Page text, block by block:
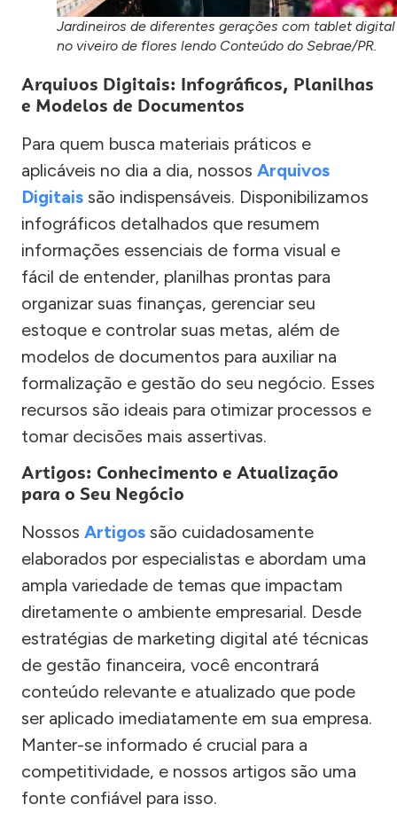
Jardineiros de diferentes gerações com tablet digital
no viveiro de flores lendo Conteúdo do Sebrae/PR.
Arquivos Digitais: Infográficos, Planilhas
e Modelos de Documentos
Para quem busca materiais práticos e
aplicáveis no dia a dia, nossos Arquivos
Digitais são indispensáveis. Disponibilizamos
infográficos detalhados que resumem
informações essenciais de forma visual e
fácil de entender, planilhas prontas para
organizar suas finanças, gerenciar seu
estoque e controlar suas metas, além de
modelos de documentos para auxiliar na
formalização e gestão do seu negócio. Esses
recursos são ideais para otimizar processos e
tomar decisões mais assertivas.
Artigos: Conhecimento e Atualização
para o Seu Negócio
Nossos Artigos são cuidadosamente
elaborados por especialistas e abordam uma
ampla variedade de temas que impactam
diretamente o ambiente empresarial. Desde
estratégias de marketing digital até técnicas
de gestão financeira, você encontrará
conteúdo relevante e atualizado que pode
ser aplicado imediatamente em sua empresa.
Manter-se informado é crucial para a
competitividade, e nossos artigos são uma
fonte confiável para isso.